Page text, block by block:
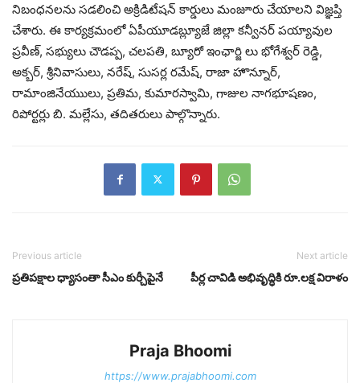
నిబంధనలను సడలించి అక్రిడిటేషన్ కార్డులు మంజూరు చేయాలని విజ్ఞప్తి
చేశారు. ఈ కార్యక్రమంలో ఏపీయూడబ్ల్యూజే జిల్లా కన్వీనర్ పయ్యావుల
ప్రవీణ్, సభ్యులు చౌడప్ప, చలపతి, బ్యూరో ఇంఛార్జి లు భోగేశ్వర్ రెడ్డి,
అక్బర్, శ్రీనివాసులు, నరేష్, సుసర్ల రమేష్, రాజా హొన్నూర్,
రామాంజినేయుులు, ప్రతిమ, కుమారస్వామి, గాజుల నాగభూషణం,
రిపోర్టర్లు బి. మల్లేసు, తదితరులు పాల్గొన్నారు.
Previous article
ప్రతిపక్షాల ధ్యాసంతా సీఎం కుర్చీపైనే
Next article
పీర్ల చావిడి అభివృద్ధికి రూ.లక్ష విరాళం
Praja Bhoomi
https://www.prajabhoomi.com